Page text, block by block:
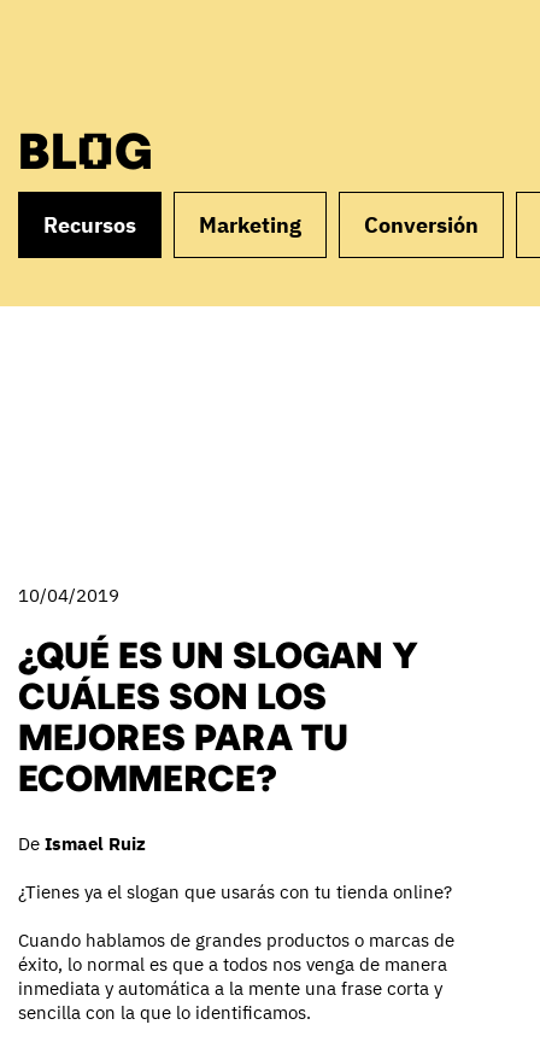
BLOG
Recursos Marketing Conversión
10/04/2019
¿QUÉ ES UN SLOGAN Y
CUÁLES SON LOS
MEJORES PARA TU
ECOMMERCE?
De Ismael Ruiz
¿Tienes ya el slogan que usarás con tu tienda online?
Cuando hablamos de grandes productos o marcas de
éxito, lo normal es que a todos nos venga de manera
inmediata y automática a la mente una frase corta y
sencilla con la que lo identificamos.